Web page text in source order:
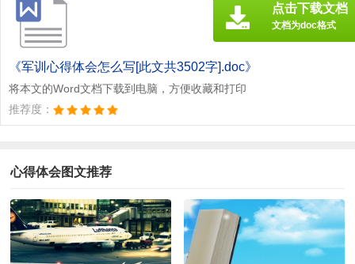
《军训心得体会怎么写[此文共3502字].doc》
将本文的Word文档下载到电脑，方便收藏和打印
推荐度：
点击下载文档
文档为doc格式
心得体会图文推荐